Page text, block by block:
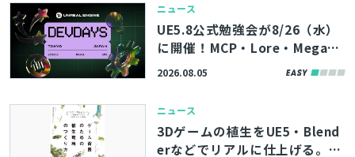
ニュース
UE5.8公式勉強会が8/26（水）
に開催！MCP・Lore・MegaLi
ghtsなど、最新機能やツールの
着100名まで参加者募集中
2026.08.05
ニュース
3Dゲームの植生をUE5・Blend
erなどでリアルに仕上げる。書